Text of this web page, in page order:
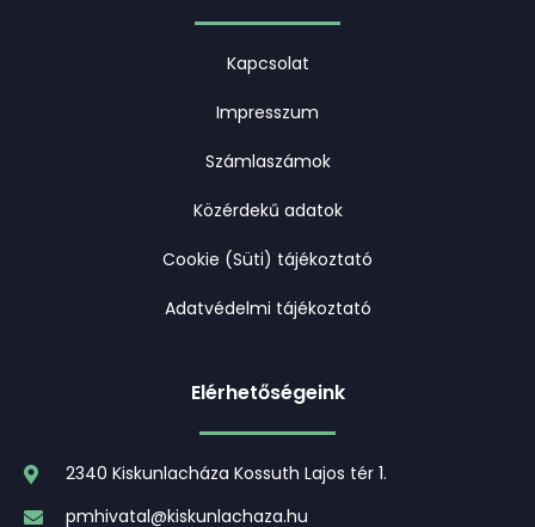
Kapcsolat
Impresszum
Számlaszámok
Közérdekű adatok
Cookie (Süti) tájékoztató
Adatvédelmi tájékoztató
Elérhetőségeink
2340 Kiskunlacháza Kossuth Lajos tér 1.
pmhivatal@kiskunlachaza.hu